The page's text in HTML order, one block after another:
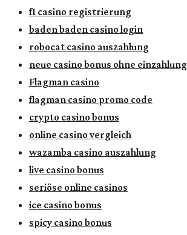
f1 casino registrierung
baden baden casino login
robocat casino auszahlung
neue casino bonus ohne einzahlung
Flagman casino
flagman casino promo code
crypto casino bonus
online casino vergleich
wazamba casino auszahlung
live casino bonus
seriöse online casinos
ice casino bonus
spicy casino bonus